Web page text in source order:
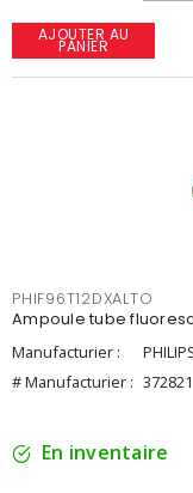
AJOUTER AU
PANIER
PHIF96T12DXALTO
Ampoule tube
Manufacturier :
# Manufacturier : 372821
En inventaire